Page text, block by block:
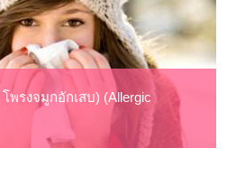
รงจมูกอักเสบ) (Allergic